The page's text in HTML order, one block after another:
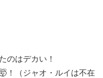
のはデカい！
！（ジャオ・ルイは不在